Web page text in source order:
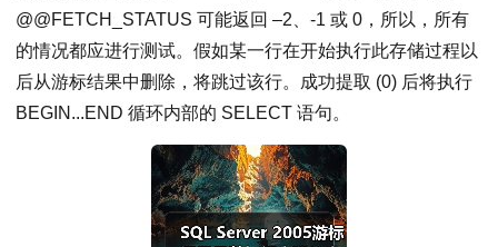
@@FETCH_STATUS 可能返回 –2、-1 或 0，所以，所有
的情况都应进行测试。假如某一行在开始执行此存储过程以
后从游标结果中删除，将跳过该行。成功提取 (0) 后将执行
BEGIN...END 循环内部的 SELECT 语句。